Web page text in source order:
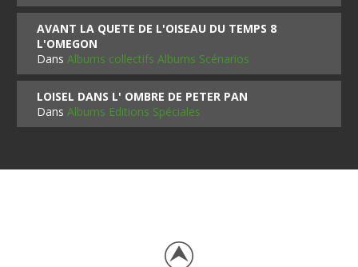
AVANT LA QUETE DE L'OISEAU DU TEMPS 8
L'OMEGON
DansAlbums collectifs Albums Scénarios
LOISEL DANS L' OMBRE DE PETER PAN
DansAlbums Editions Spéciales